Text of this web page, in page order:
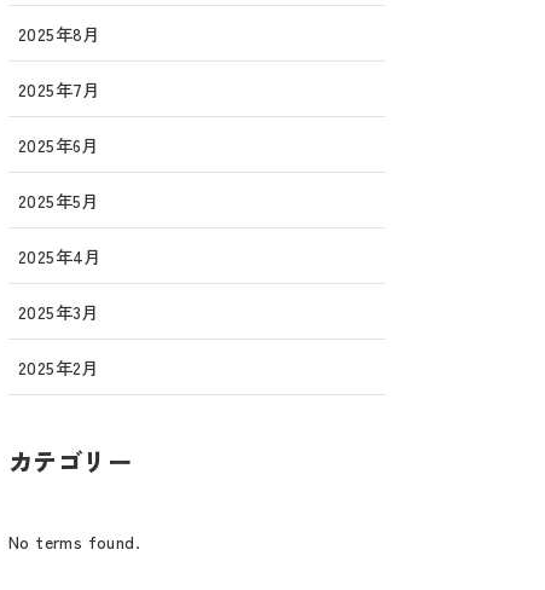
2025年8月
2025年7月
2025年6月
2025年5月
2025年4月
2025年3月
2025年2月
カテゴリー
No terms found.